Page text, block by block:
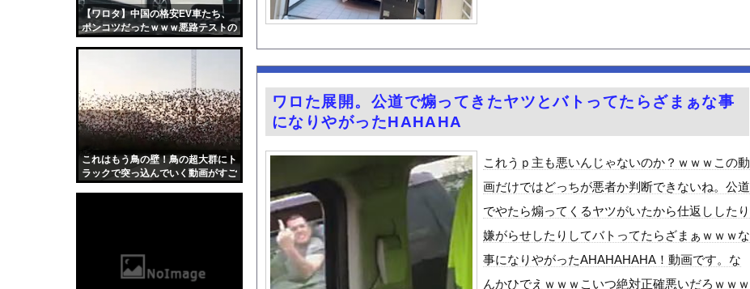
【ワロタ】中国の格安EV車たち、
ポンコツだったｗｗｗ悪路テストの
これはもう鳥の壁！鳥の超大群にト
ラックで突っ込んでいく動画がすご
【悲報】思春期の娘に「キモッ」と言われたお父さん、グレるｗｗｗｗｗｗｗ
車で要らない装備、「電動シート」に決まる・・・ｗ
夏休み出国ラッシュがピーク 羽田空港、海外旅行客で混雑
家系ラーメンって何を楽しむの？
ひろゆきの妻・西村ゆかさん 離婚を提示
『薬屋のひとりごと』30話感想 診療所の女官からの呼び出し！水晶宮大荒れ！
シカ「全部喰った」 祭り中止
「私は何年も生きていて車関連の事故に遭遇した事がありません、これが保険に入る必要がな...
お騒がせグラドル小倉ゆうかが７年ぶりに帰ってきたぞ！
ガチの釣り初心者なんやが、始めるまでのロードマップ教えてくれ
井上晴美、乳首ヘアヌードや濡れ場おっぱいがエロ過ぎる！人生最後のラスト写真集、最高！...
ワロた展開。公道で煽ってきたヤツとバトってたらざまぁな事
になりやがったHAHAHA
これうｐ主も悪いんじゃないのか？ｗｗｗこの動
画だけではどっちが悪者か判断できないね。公道
でやたら煽ってくるヤツがいたから仕返ししたり
嫌がらせしたりしてバトってたらざまぁｗｗｗな
事になりやがったAHAHAHAHA！動画です。な
んかひでえｗｗｗこいつ絶対正確悪いだろｗｗｗ